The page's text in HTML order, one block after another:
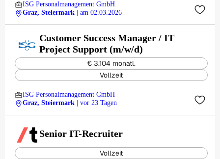
ISG Personalmanagement GmbH
Graz, Steiermark
| am 02.03.2026
Customer Success Manager / IT
Project Support (m/w/d)
€ 3.104 monatl.
Vollzeit
ISG Personalmanagement GmbH
Graz, Steiermark
| vor 23 Tagen
Senior IT-Recruiter
Vollzeit